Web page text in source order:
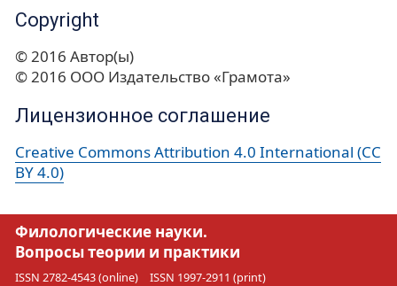
Copyright
© 2016 Автор(ы)
© 2016 ООО Издательство «Грамота»
Лицензионное соглашение
Creative Commons Attribution 4.0 International (CC
BY 4.0)
Филологические науки.
Вопросы теории и практики
ISSN 2782-4543 (online) ISSN 1997-2911 (print)